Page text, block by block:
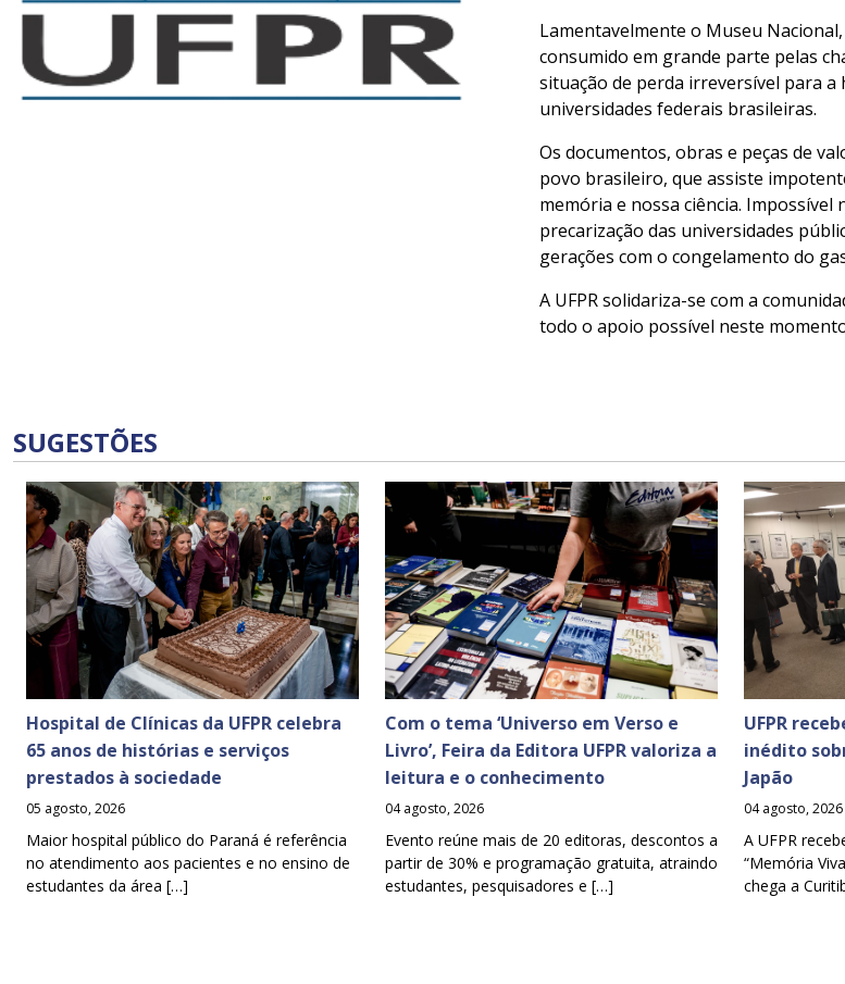
Lamentavelmente o Museu
consumido em grande parte pelas
situação de perda irreversível para
universidades federais brasileiras.
Os documentos, obras e peças de
povo brasileiro, que assiste
memória e nossa ciência.
precarização das universidades
gerações com o congelamento do
A UFPR solidariza-se com a
todo o apoio possível neste
SUGESTÕES
Hospital de Clínicas da UFPR celebra
65 anos de histórias e serviços
prestados à sociedade
05 agosto, 2026
Maior hospital público do Paraná é referência
no atendimento aos pacientes e no ensino de
estudantes da área […]
Com o tema ‘Universo em Verso e
Livro’, Feira da Editora UFPR valoriza a
leitura e o conhecimento
04 agosto, 2026
Evento reúne mais de 20 editoras, descontos a
partir de 30% e programação gratuita, atraindo
estudantes, pesquisadores e […]
UFPR
inédito
Japão
04 agosto, 2026
A UFPR
“Memória
chega a